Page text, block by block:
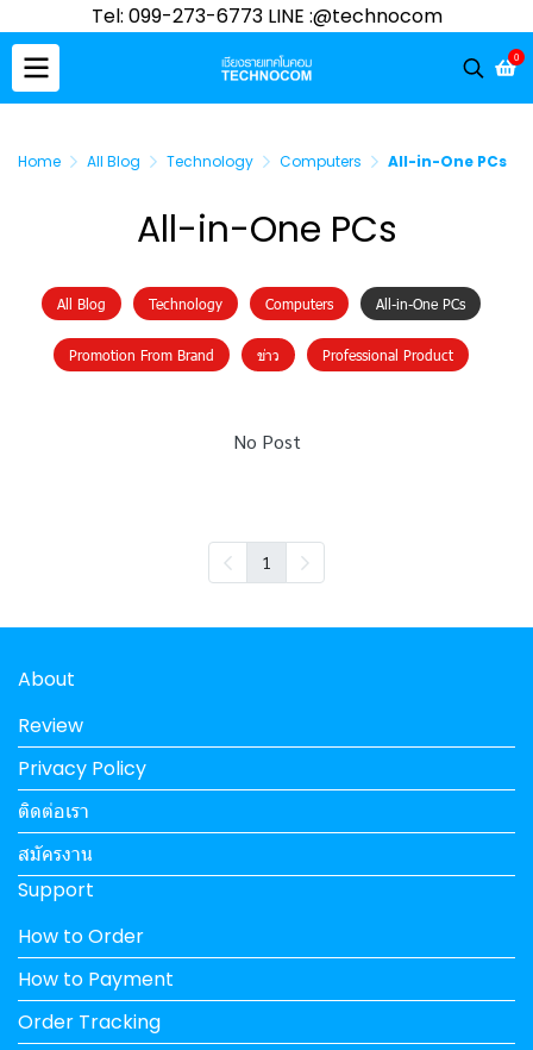
Tel: 099-273-6773 LINE :@technocom
0
Home All Blog Technology Computers All-in-One PCs
All-in-One PCs
All Blog Technology Computers All-in-One PCs
Promotion From Brand ข่าว Professional Product
No Post
1
About
Review
Privacy Policy
ติดต่อเรา
สมัครงาน
Support
How to Order
How to Payment
Order Tracking